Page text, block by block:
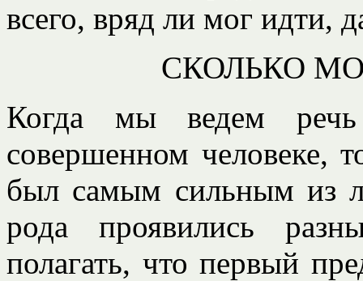
всего, вряд ли мог идти,
СКОЛЬКО
Когда мы ведем
совершенном человеке,
был самым сильным из
рода проявились
полагать, что первый